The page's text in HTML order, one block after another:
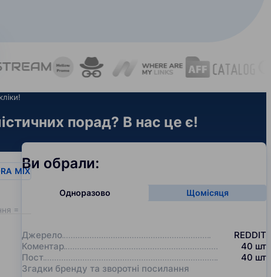
порад? В нас це є!
MIX
= 20
Ви обрали:
Одноразово Щомісяця
Джерело
REDDIT
Коментар
40 шт
Пост
40 шт
Згадки бренду та зворотні посилання